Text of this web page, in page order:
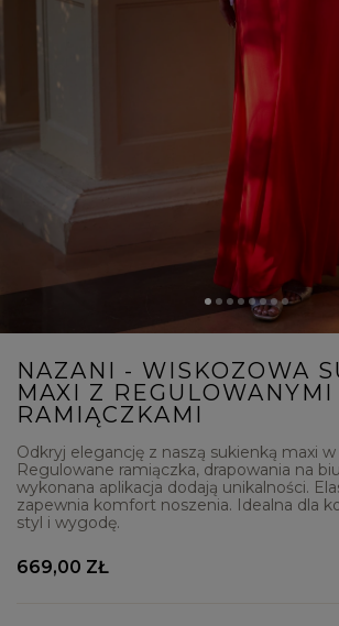
NAZANI - WISKOZOWA
MAXI Z REGULOWANYMI
RAMIĄCZKAMI
Odkryj elegancję z naszą sukienką maxi
Regulowane ramiączka, drapowania na
wykonana aplikacja dodają unikalności.
zapewnia komfort noszenia. Idealna dla
styl i wygodę.
669,00 ZŁ